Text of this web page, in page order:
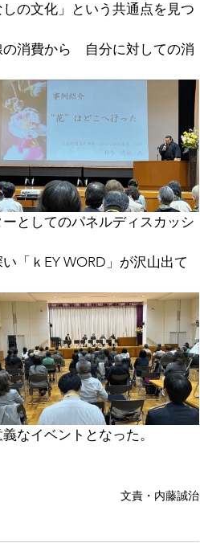
の文化」という共通点を見つ
消費から　自分に対しての消
としてのパネルディスカッシ
「ｋEY WORD」が沢山出て
なイベントとなった。
文責・内藤誠治